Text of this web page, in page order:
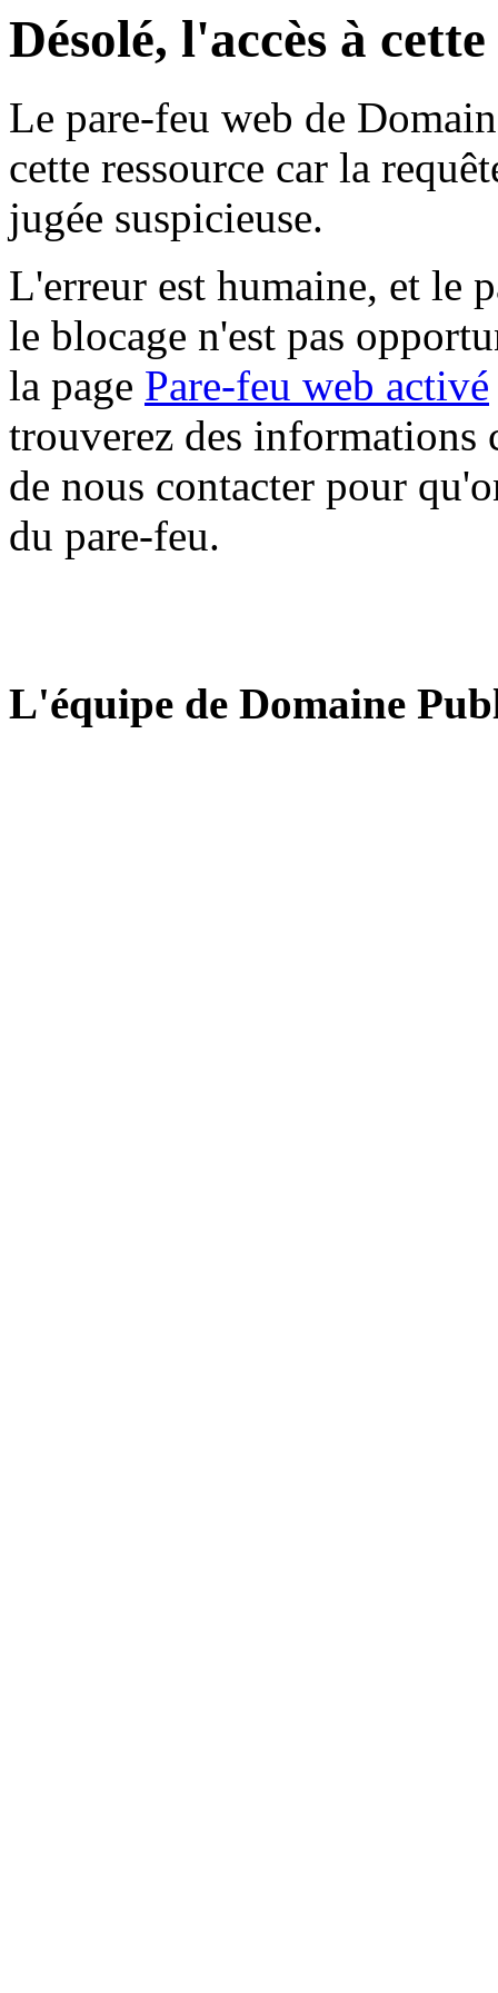
Désolé, l'accès à
Le pare-feu web de
cette ressource car la
jugée suspicieuse.
L'erreur est humaine, et le
le blocage n'est pas
la page Pare-feu web activé
trouverez des informations
de nous contacter pour
du pare-feu.
L'équipe de Domaine